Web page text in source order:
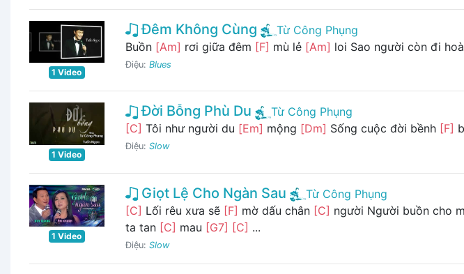
1 Video
Đêm Không Cùng
Từ Công Phụng
Buồn [Am] rơi giữa đêm [F] mù lẻ [Am] loi Sao người còn đi
Điệu: Blues
1 Video
Đời Bỗng Phù Du
Từ Công Phụng
[C] Tôi như người du [Em] mộng [Dm] Sống cuộc đời bềnh [F]
Điệu: Slow
1 Video
Giọt Lệ Cho Ngàn Sau
Từ Công Phụng
[C] Lối rêu xưa sẽ [F] mờ dấu chân [C] người Người buồn cho
ta tan [C] mau [G7] [C] ...
Điệu: Slow